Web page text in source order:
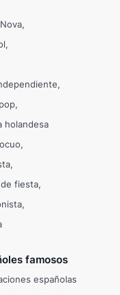
holandesa
de fiesta
famosos
españolas